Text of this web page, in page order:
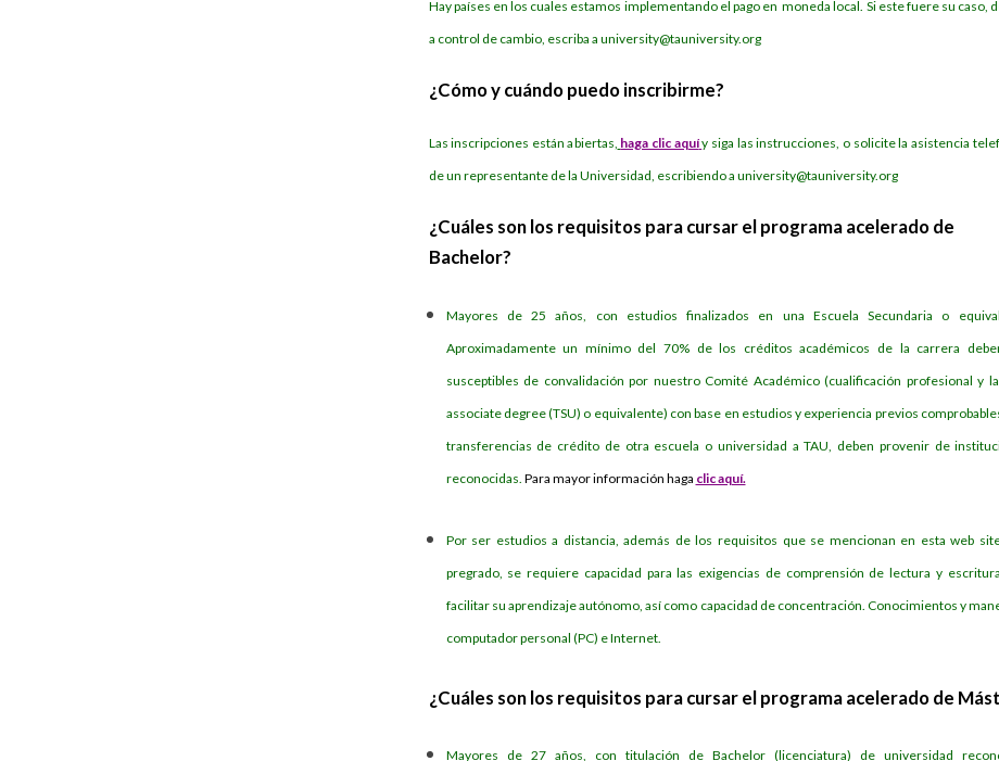
Hay países en los cuales estamos implementando el pago en moneda local. Si este fuere su caso,
a control de cambio, escriba a university@tauniversity.org
¿Cómo y cuándo puedo inscribirme?
Las inscripciones están abiertas, haga clic aquíy siga las instrucciones, o solicite la asistencia
de un representante de la Universidad, escribiendo a university@tauniversity.org
¿Cuáles son los requisitos para cursar el programa acelerado de
Bachelor?
Mayores de 25 años, con estudios finalizados en una Escuela Secundaria o
Aproximadamente un mínimo del 70% de los créditos académicos de la carrera
susceptibles de convalidación por nuestro Comité Académico (cualificación profesional y
associate degree (TSU) o equivalente) con base en estudios y experiencia previos
transferencias de crédito de otra escuela o universidad a TAU, deben provenir de
reconocidas. Para mayor información haga clic aquí.
Por ser estudios a distancia, además de los requisitos que se mencionan en esta web
pregrado, se requiere capacidad para las exigencias de comprensión de lectura y
facilitar su aprendizaje autónomo, así como capacidad de concentración. Conocimientos y
computador personal (PC) e Internet.
¿Cuáles son los requisitos para cursar el programa acelerado de
Mayores de 27 años, con titulación de Bachelor (licenciatura) de universidad